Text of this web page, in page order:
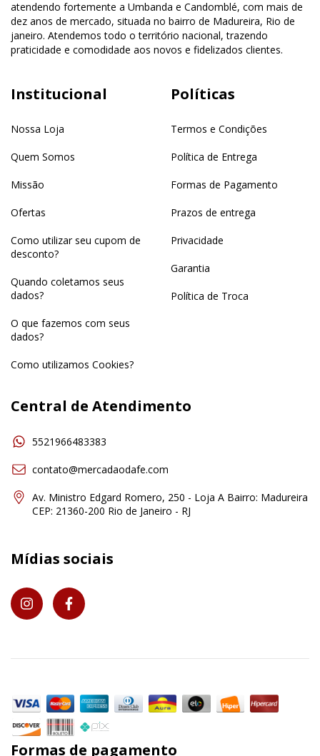
atendendo fortemente a Umbanda e Candomblé, com mais de
dez anos de mercado, situada no bairro de Madureira, Rio de
janeiro. Atendemos todo o território nacional, trazendo
praticidade e comodidade aos novos e fidelizados clientes.
Institucional
Nossa Loja
Quem Somos
Missão
Ofertas
Como utilizar seu cupom de
desconto?
Quando coletamos seus
dados?
O que fazemos com seus
dados?
Como utilizamos Cookies?
Políticas
Termos e Condições
Política de Entrega
Formas de Pagamento
Prazos de entrega
Privacidade
Garantia
Política de Troca
Central de Atendimento
5521966483383
contato@mercadaodafe.com
Av. Ministro Edgard Romero, 250 - Loja A Bairro: Madureira
CEP: 21360-200 Rio de Janeiro - RJ
Mídias sociais
Formas de pagamento